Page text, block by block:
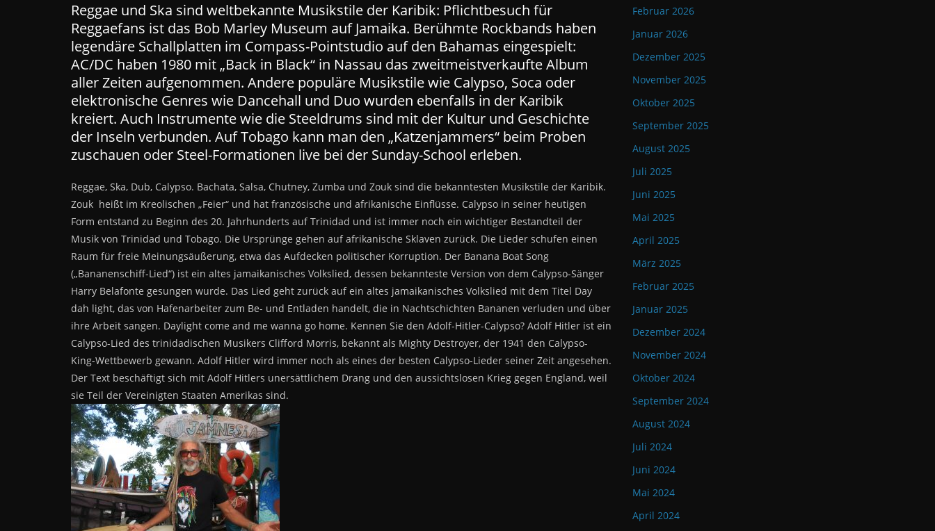
Reggae und Ska sind weltbekannte Musikstile der Karibik: Pflichtbesuch für
Reggaefans ist das Bob Marley Museum auf Jamaika. Berühmte Rockbands haben
legendäre Schallplatten im Compass-Pointstudio auf den Bahamas eingespielt:
AC/DC haben 1980 mit „Back in Black“ in Nassau das zweitmeistverkaufte Album
aller Zeiten aufgenommen. Andere populäre Musikstile wie Calypso, Soca oder
elektronische Genres wie Dancehall und Duo wurden ebenfalls in der Karibik
kreiert. Auch Instrumente wie die Steeldrums sind mit der Kultur und Geschichte
der Inseln verbunden. Auf Tobago kann man den „Katzenjammers“ beim Proben
zuschauen oder Steel-Formationen live bei der Sunday-School erleben.
Reggae, Ska, Dub, Calypso. Bachata, Salsa, Chutney, Zumba und Zouk sind die bekanntesten Musikstile der Karibik.
Zouk heißt im Kreolischen „Feier“ und hat französische und afrikanische Einflüsse. Calypso in seiner heutigen
Form entstand zu Beginn des 20. Jahrhunderts auf Trinidad und ist immer noch ein wichtiger Bestandteil der
Musik von Trinidad und Tobago. Die Ursprünge gehen auf afrikanische Sklaven zurück. Die Lieder schufen einen
Raum für freie Meinungsäußerung, etwa das Aufdecken politischer Korruption. Der Banana Boat Song
(„Bananenschiff-Lied“) ist ein altes jamaikanisches Volkslied, dessen bekannteste Version von dem Calypso-Sänger
Harry Belafonte gesungen wurde. Das Lied geht zurück auf ein altes jamaikanisches Volkslied mit dem Titel Day
dah light, das von Hafenarbeiter zum Be- und Entladen handelt, die in Nachtschichten Bananen verluden und über
ihre Arbeit sangen. Daylight come and me wanna go home. Kennen Sie den Adolf-Hitler-Calypso? Adolf Hitler ist ein
Calypso-Lied des trinidadischen Musikers Clifford Morris, bekannt als Mighty Destroyer, der 1941 den Calypso-
King-Wettbewerb gewann. Adolf Hitler wird immer noch als eines der besten Calypso-Lieder seiner Zeit angesehen.
Der Text beschäftigt sich mit Adolf Hitlers unersättlichem Drang und den aussichtslosen Krieg gegen England, weil
sie Teil der Vereinigten Staaten Amerikas sind.
Februar 2026
Januar 2026
Dezember 2025
November 2025
Oktober 2025
September 2025
August 2025
Juli 2025
Juni 2025
Mai 2025
April 2025
März 2025
Februar 2025
Januar 2025
Dezember 2024
November 2024
Oktober 2024
September 2024
August 2024
Juli 2024
Juni 2024
Mai 2024
April 2024